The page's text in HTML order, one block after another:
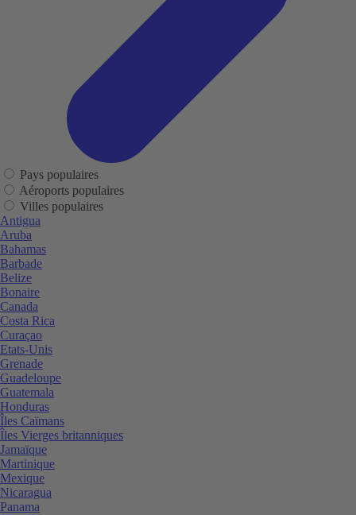
Pays populaires
Aéroports populaires
Villes populaires
Antigua
Aruba
Bahamas
Barbade
Belize
Bonaire
Canada
Costa Rica
Curaçao
Etats-Unis
Grenade
Guadeloupe
Guatemala
Honduras
Îles Caïmans
Îles Vierges britanniques
Jamaïque
Martinique
Mexique
Nicaragua
Panama